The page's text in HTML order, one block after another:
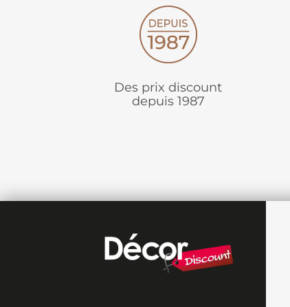
Des prix discount
depuis 1987